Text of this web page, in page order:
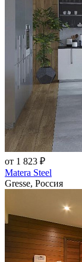
от 1 823 ₽
Matera Steel
Gresse, Россия